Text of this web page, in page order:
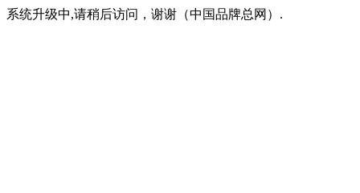
系统升级中,请稍后访问，谢谢（中国品牌总网）.